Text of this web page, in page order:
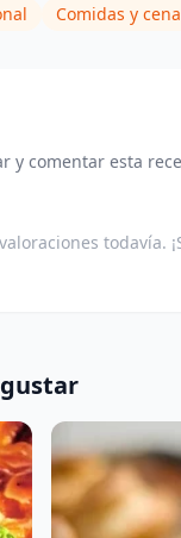
Comidas y
y comentar esta
todavía.